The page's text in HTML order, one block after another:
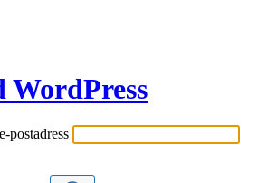
WordPress
postadress